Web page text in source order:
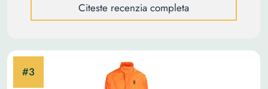
Citeste recenzia completa